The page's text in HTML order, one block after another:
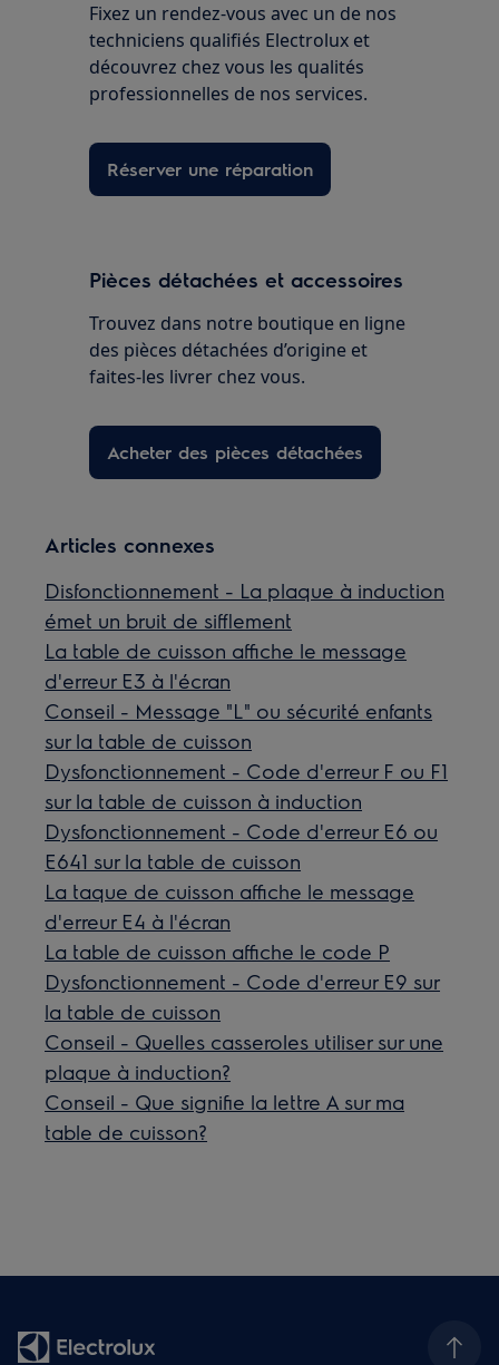
Fixez un rendez-vous avec un de nos
techniciens qualifiés Electrolux et
découvrez chez vous les qualités
professionnelles de nos services.
Réserver une réparation
Pièces détachées et accessoires
Trouvez dans notre boutique en ligne
des pièces détachées d’origine et
faites-les livrer chez vous.
Acheter des pièces détachées
Articles connexes
Disfonctionnement - La plaque à induction
émet un bruit de sifflement
La table de cuisson affiche le message
d'erreur E3 à l'écran
Conseil - Message "L" ou sécurité enfants
sur la table de cuisson
Dysfonctionnement - Code d'erreur F ou F1
sur la table de cuisson à induction
Dysfonctionnement - Code d'erreur E6 ou
E641 sur la table de cuisson
La taque de cuisson affiche le message
d'erreur E4 à l'écran
La table de cuisson affiche le code P
Dysfonctionnement - Code d'erreur E9 sur
la table de cuisson
Conseil - Quelles casseroles utiliser sur une
plaque à induction?
Conseil - Que signifie la lettre A sur ma
table de cuisson?